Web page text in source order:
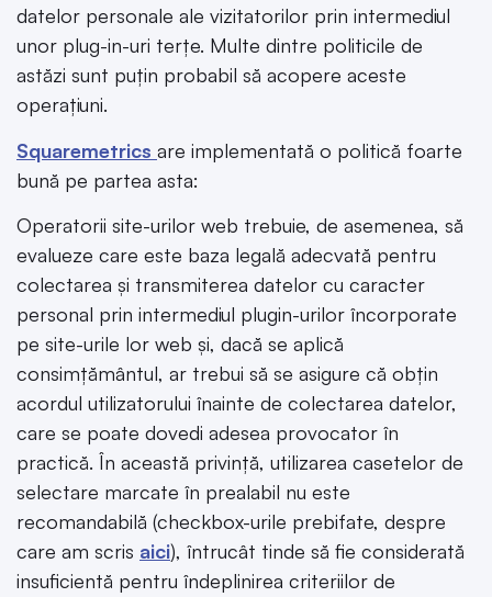
datelor personale ale vizitatorilor prin intermediul
unor plug-in-uri terțe. Multe dintre politicile de
astăzi sunt puțin probabil să acopere aceste
operațiuni.
Squaremetrics are implementată o politică foarte
bună pe partea asta:
Operatorii site-urilor web trebuie, de asemenea, să
evalueze care este baza legală adecvată pentru
colectarea și transmiterea datelor cu caracter
personal prin intermediul plugin-urilor încorporate
pe site-urile lor web și, dacă se aplică
consimțământul, ar trebui să se asigure că obțin
acordul utilizatorului înainte de colectarea datelor,
care se poate dovedi adesea provocator în
practică. În această privință, utilizarea casetelor de
selectare marcate în prealabil nu este
recomandabilă (checkbox-urile prebifate, despre
care am scris aici), întrucât tinde să fie considerată
insuficientă pentru îndeplinirea criteriilor de